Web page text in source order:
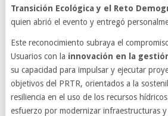
Transición Ecológica y el Reto
quien abrió el evento y entregó
Este reconocimiento subraya el
Usuarios con la innovación en la
su capacidad para impulsar y ejecutar
objetivos del PRTR, orientados a la
resiliencia en el uso de los recursos
esfuerzo por modernizar infraestructuras